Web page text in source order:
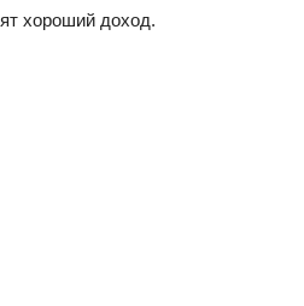
хороший доход.